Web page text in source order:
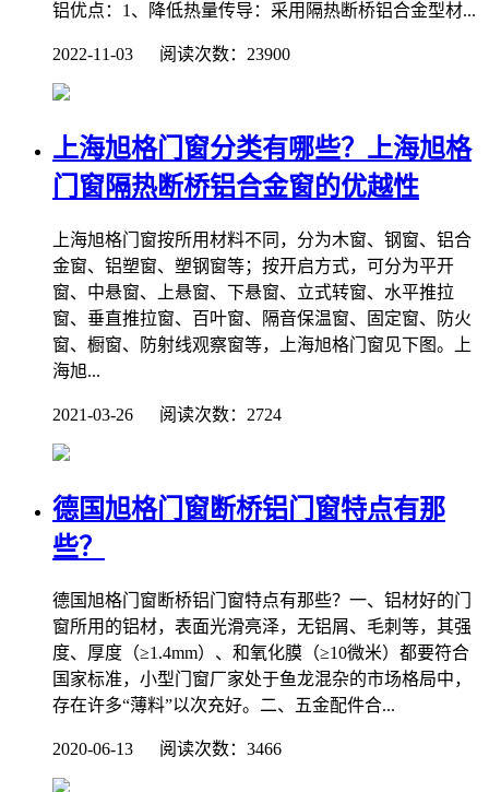
铝优点：1、降低热量传导：采用隔热断桥铝合金型材...
2022-11-03 阅读次数：23900
上海旭格门窗分类有哪些？上海旭格
门窗隔热断桥铝合金窗的优越性
上海旭格门窗按所用材料不同，分为木窗、钢窗、铝合
金窗、铝塑窗、塑钢窗等；按开启方式，可分为平开
窗、中悬窗、上悬窗、下悬窗、立式转窗、水平推拉
窗、垂直推拉窗、百叶窗、隔音保温窗、固定窗、防火
窗、橱窗、防射线观察窗等，上海旭格门窗见下图。上
海旭...
2021-03-26 阅读次数：2724
德国旭格门窗断桥铝门窗特点有那
些？
德国旭格门窗断桥铝门窗特点有那些？一、铝材好的门
窗所用的铝材，表面光滑亮泽，无铝屑、毛刺等，其强
度、厚度（≥1.4mm）、和氧化膜（≥10微米）都要符合
国家标准，小型门窗厂家处于鱼龙混杂的市场格局中，
存在许多“薄料”以次充好。二、五金配件合...
2020-06-13 阅读次数：3466